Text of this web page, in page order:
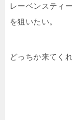
レーベンスティ
を狙いたい。
どっちか来てく